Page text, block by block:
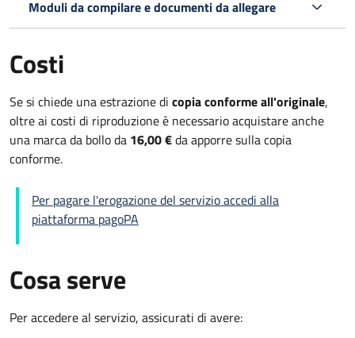
Moduli da compilare e documenti da allegare
Costi
Se si chiede una estrazione di copia conforme all'originale,
oltre ai costi di riproduzione è necessario acquistare anche
una marca da bollo da 16,00 €da apporre sulla copia
conforme.
Per pagare l'erogazione del servizio accedi alla
piattaforma pagoPA
Cosa serve
Per accedere al servizio, assicurati di avere: